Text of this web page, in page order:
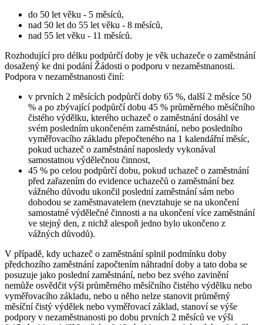
do 50 let věku - 5 měsíců,
nad 50 let do 55 let věku - 8 měsíců,
nad 55 let věku - 11 měsíců.
Rozhodující pro délku podpůrčí doby je věk uchazeče o zaměstnání
dosažený ke dni podání Žádosti o podporu v nezaměstnanosti.
Podpora v nezaměstnanosti činí:
v prvních 2 měsících podpůrčí doby 65 %, další 2 měsíce 50
% a po zbývající podpůrčí dobu 45 % průměrného měsíčního
čistého výdělku, kterého uchazeč o zaměstnání dosáhl ve
svém posledním ukončeném zaměstnání, nebo posledního
vyměřovacího základu přepočteného na 1 kalendářní měsíc,
pokud uchazeč o zaměstnání naposledy vykonával
samostatnou výdělečnou činnost,
45 % po celou podpůrčí dobu, pokud uchazeč o zaměstnání
před zařazením do evidence uchazečů o zaměstnání bez
vážného důvodu ukončil poslední zaměstnání sám nebo
dohodou se zaměstnavatelem (nevztahuje se na ukončení
samostatné výdělečné činnosti a na ukončení více zaměstnání
ve stejný den, z nichž alespoň jedno bylo ukončeno z
vážných důvodů).
V případě, kdy uchazeč o zaměstnání splnil podmínku doby
předchozího zaměstnání započtením náhradní doby a tato doba se
posuzuje jako poslední zaměstnání, nebo bez svého zavinění
nemůže osvědčit výši průměrného měsíčního čistého výdělku nebo
vyměřovacího základu, nebo u něho nelze stanovit průměrný
měsíční čistý výdělek nebo vyměřovací základ, stanoví se výše
podpory v nezaměstnanosti po dobu prvních 2 měsíců ve výši